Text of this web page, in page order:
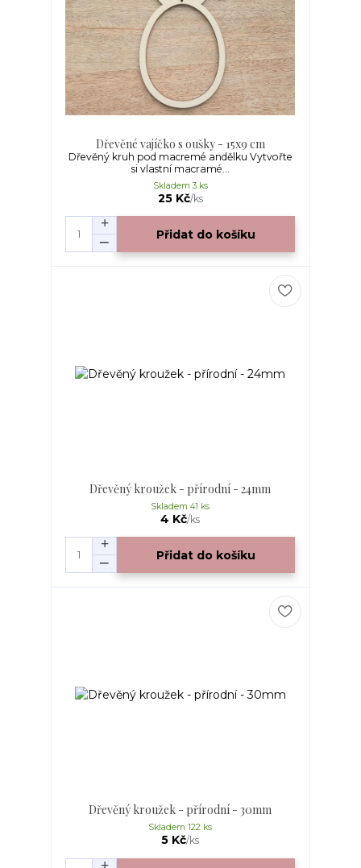
Dřevěné vajíčko s oušky - 15x9 cm
Dřevěný kruh pod macremé andělku Vytvořte
si vlastní macramé...
25 Kč/ks
Skladem 3 ks
Přidat do košíku
Dřevěný kroužek - přírodní - 24mm
4 Kč/ks
Skladem 41 ks
Přidat do košíku
Dřevěný kroužek - přírodní - 30mm
5 Kč/ks
Skladem 122 ks